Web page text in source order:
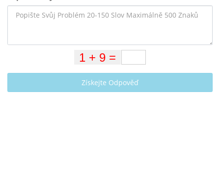
Získejte Odpověď